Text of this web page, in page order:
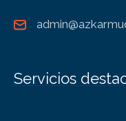
Servicios